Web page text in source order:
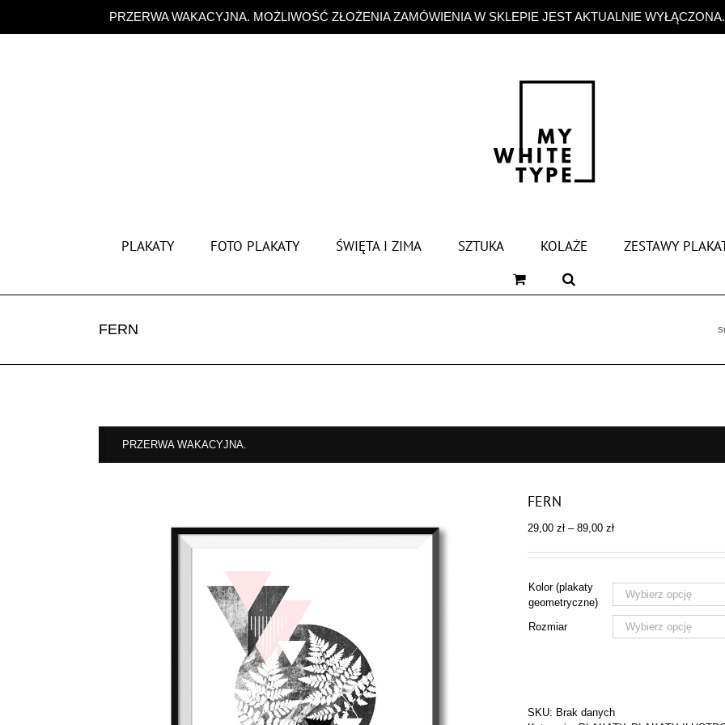
PRZERWA WAKACYJNA. MOŻLIWOŚĆ ZŁOŻENIA ZAMÓWIENIA W SKLEPIE JEST AKTUALNIE
zawartości
PLAKATY FOTO PLAKATY ŚWIĘTA I ZIMA SZTUKA KOLAŻE ZESTAWY
FERN
PRZERWA WAKACYJNA.
FERN
29,00 zł – 89,00 złZakres
od
89,00 zł
Kolor (plakaty
geometryczne)
Rozmiar
SKU: Brak danych